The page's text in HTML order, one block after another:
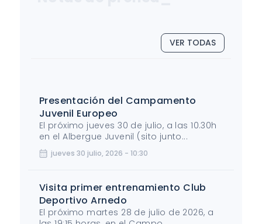
VER TODAS
Presentación del Campamento
Juvenil Europeo
El próximo jueves 30 de julio, a las 10.30h
en el Albergue Juvenil (sito junto...
jueves 30 julio, 2026 - 10:30
Visita primer entrenamiento Club
Deportivo Arnedo
El próximo martes 28 de julio de 2026, a